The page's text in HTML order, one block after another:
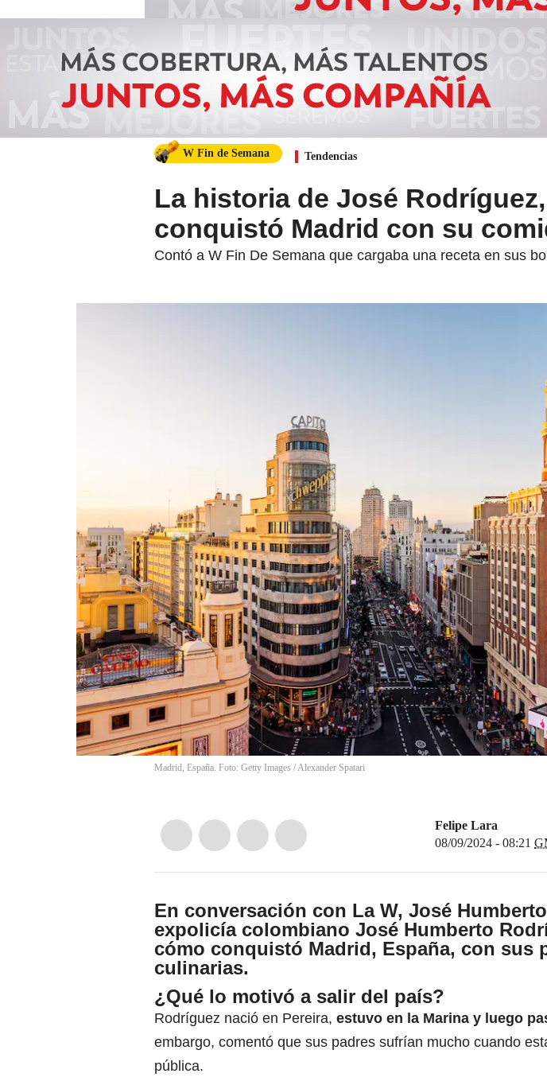
W Fin de Semana Tendencias
La historia de José
conquistó Madrid con su
Contó a W Fin De Semana que cargaba una receta en sus
Madrid, España. Foto: Getty Images /Alexander Spatari
Felipe Lara
08/09/2024 - 08:21
En conversación con La W, José
expolicía colombiano José Humberto
cómo conquistó Madrid, España, con sus
culinarias.
¿Qué lo motivó a salir del país?
Rodríguez nació en Pereira, estuvo en la Marina y luego
embargo, comentó que sus padres sufrían mucho cuando
pública.